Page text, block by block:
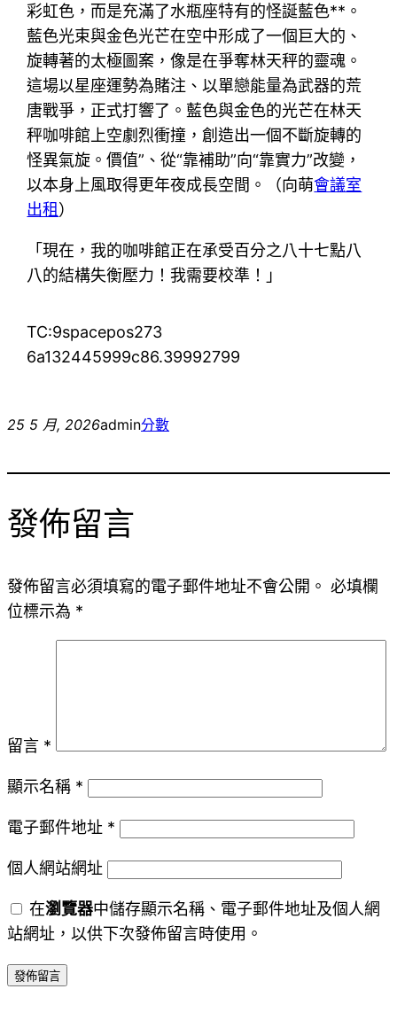
彩虹色，而是充滿了水瓶座特有的怪誕藍色**。
藍色光束與金色光芒在空中形成了一個巨大的、
旋轉著的太極圖案，像是在爭奪林天秤的靈魂。
這場以星座運勢為賭注、以單戀能量為武器的荒
唐戰爭，正式打響了。藍色與金色的光芒在林天
秤咖啡館上空劇烈衝撞，創造出一個不斷旋轉的
怪異氣旋。價值”、從“靠補助”向“靠實力”改變，
以本身上風取得更年夜成長空間。（向萌會議室
出租）
「現在，我的咖啡館正在承受百分之八十七點八
八的結構失衡壓力！我需要校準！」
TC:9spacepos273
6a132445999c86.39992799
25 5 月, 2026admin分數
發佈留言
發佈留言必須填寫的電子郵件地址不會公開。 必填欄
位標示為 *
留言 *
顯示名稱 *
電子郵件地址 *
個人網站網址
在瀏覽器中儲存顯示名稱、電子郵件地址及個人網
站網址，以供下次發佈留言時使用。